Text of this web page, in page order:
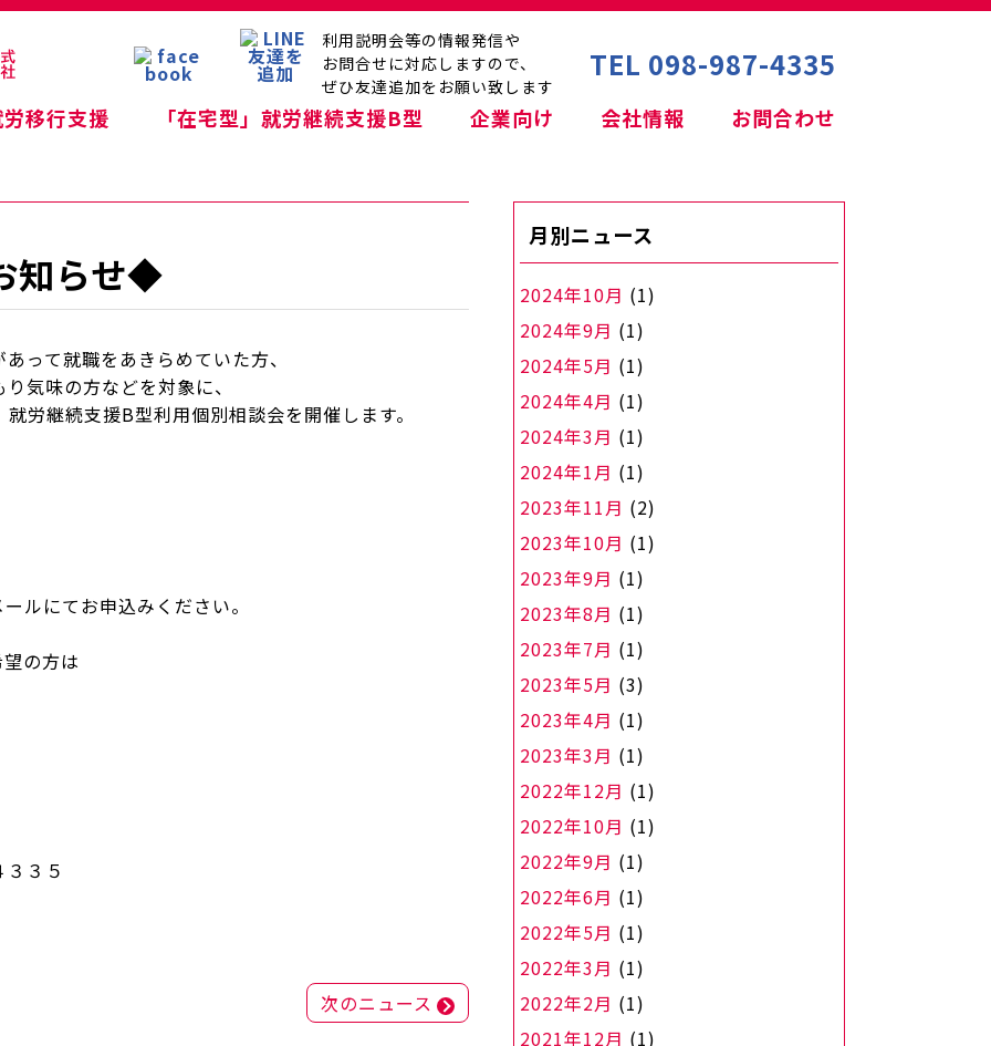
TEL 098-987-4335
利用説明会等の情報発信や
お問合せに対応しますので、
ぜひ友達追加をお願い致します
労移行支援 「在宅型」就労継続支援B型 企業向け 会社情報 お問合わせ
知らせ◆
って就職をあきらめていた方、
気味の方などを対象に、
労継続支援B型利用個別相談会を開催します。
ルにてお申込みください。
の方は
３５
次のニュース
月別ニュース
2024年10月 (1)
2024年9月 (1)
2024年5月 (1)
2024年4月 (1)
2024年3月 (1)
2024年1月 (1)
2023年11月 (2)
2023年10月 (1)
2023年9月 (1)
2023年8月 (1)
2023年7月 (1)
2023年5月 (3)
2023年4月 (1)
2023年3月 (1)
2022年12月 (1)
2022年10月 (1)
2022年9月 (1)
2022年6月 (1)
2022年5月 (1)
2022年3月 (1)
2022年2月 (1)
2021年12月 (1)